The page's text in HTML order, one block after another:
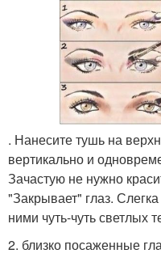
. Нанесите тушь на
вертикально и
Зачастую не нужно
"Закрывает" глаз.
ними чуть-чуть светлых
2. близко посаженные